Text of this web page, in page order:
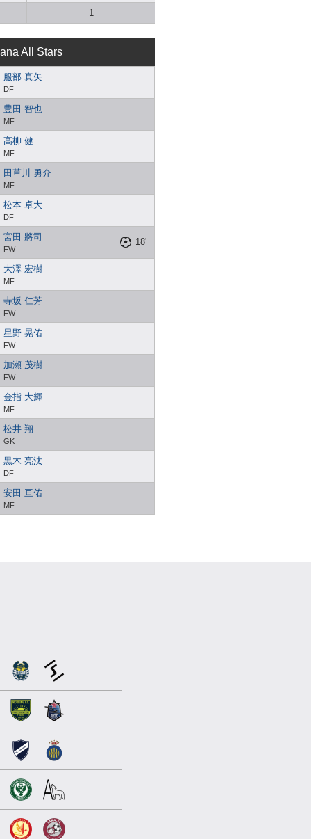
1
All Stars
服部 真矢
DF
豊田 智也
MF
高柳 健
MF
田草川 勇介
MF
松本 卓大
DF
宮田 將司
FW
18'
大澤 宏樹
MF
寺坂 仁芳
FW
星野 晃佑
FW
加瀬 茂樹
FW
金指 大輝
MF
松井 翔
GK
黒木 亮汰
DF
安田 亘佑
MF